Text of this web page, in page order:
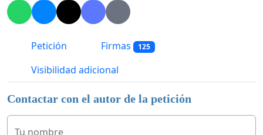
Petición Firmas 125
Visibilidad adicional
Contactar con el autor de la petición
Tu nombre